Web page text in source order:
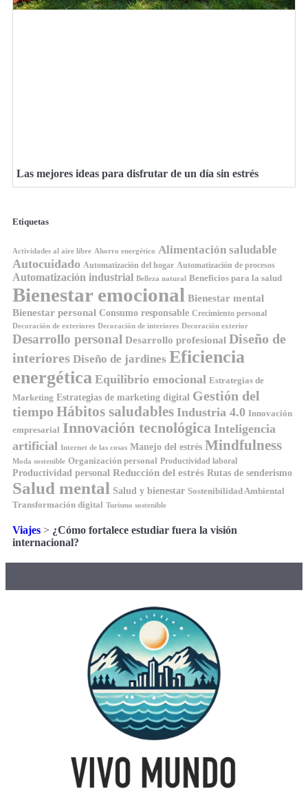
Las mejores ideas para disfrutar de un día sin estrés
Etiquetas
Actividades al aire libre Ahorro energético Alimentación saludable
Autocuidado Automatización del hogar Automatización de procesos
Automatización industrial Belleza natural Beneficios para la salud
Bienestar emocional Bienestar mental
Bienestar personal Consumo responsable Crecimiento personal
Decoración de exteriores Decoración de interiores Decoración exterior
Desarrollo personal Desarrollo profesional Diseño de
interiores Diseño de jardines Eficiencia
energética Equilibrio emocional Estrategias de
Marketing Estrategias de marketing digital Gestión del
tiempo Hábitos saludables Industria 4.0 Innovación
empresarial Innovación tecnológica Inteligencia
artificial Internet de las cosas Manejo del estrés Mindfulness
Moda sostenible Organización personal Productividad laboral
Productividad personal Reducción del estrés Rutas de senderismo
Salud mental Salud y bienestar Sostenibilidad Ambiental
Transformación digital Turismo sostenible
Viajes > ¿Cómo fortalece estudiar fuera la visión
internacional?